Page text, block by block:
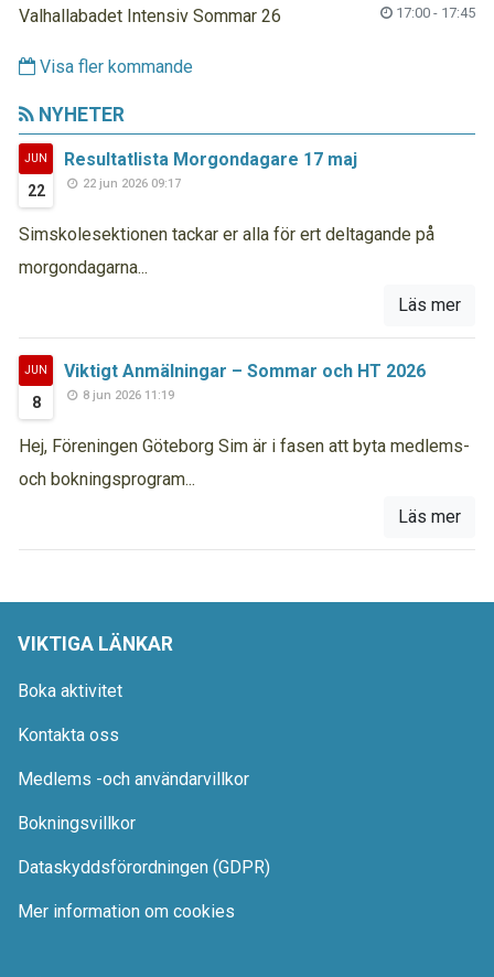
17:00 - 17:45
Valhallabadet Intensiv Sommar 26
Visa fler kommande
NYHETER
JUN
22
Resultatlista Morgondagare 17 maj
22 jun 2026 09:17
Simskolesektionen tackar er alla för ert deltagande på
morgondagarna...
Läs mer
JUN
8
Viktigt Anmälningar – Sommar och HT 2026
8 jun 2026 11:19
Hej, Föreningen Göteborg Sim är i fasen att byta medlems-
och bokningsprogram...
Läs mer
VIKTIGA LÄNKAR
Boka aktivitet
Kontakta oss
Medlems -och användarvillkor
Bokningsvillkor
Dataskyddsförordningen (GDPR)
Mer information om cookies